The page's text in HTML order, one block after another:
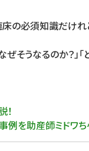
の必須知識だけ
そうなるのか？」
例を助産師ミドワち